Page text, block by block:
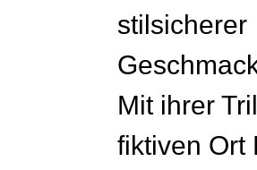
stilsicherer
Mit ihrer
fiktiven Ort